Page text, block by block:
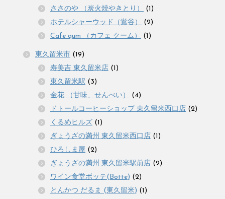
ささのや （炭火焼やきとり）
(1)
ホテルシャーウッド（鴬谷）
(2)
Cafe qum （カフェ クーム）
(1)
東久留米市 (19)
寿美吉 東久留米店 (1)
東久留米駅 (3)
金花 （甘味、せんべい）
(4)
ドトールコーヒーショップ 東久留米西口店 (2)
くるめヒルズ (1)
ぎょうざの満州 東久留米西口店 (1)
ひろしま屋 (2)
ぎょうざの満州 東久留米駅前店 (2)
ワイン食堂ボッテ(Botte) (2)
とんかつ だるま (東久留米) (1)